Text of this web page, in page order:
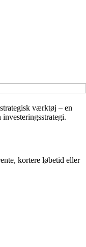
værktøj – en
kortere løbetid eller